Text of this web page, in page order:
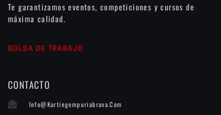
Te garantizamos eventos, competiciones y cursos de
máxima calidad.
BOLSA DE TRABAJO
CONTACTO
Info@kartingempuriabrava.com